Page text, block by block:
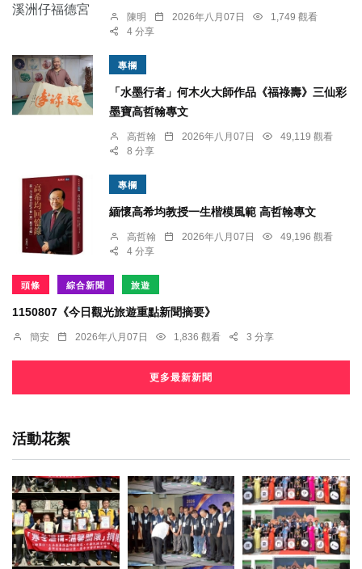
陳明 2026年八月07日
1,749 觀看
4 分享
專欄
「水墨行者」何木火大師作品《福祿壽》三仙彩
墨寶高哲翰專文
高哲翰 2026年八月07日
49,119 觀看
8 分享
專欄
緬懷高希均教授一生楷模風範 高哲翰專文
高哲翰 2026年八月07日
49,196 觀看
4 分享
頭條 綜合新聞 旅遊
1150807《今日觀光旅遊重點新聞摘要》
簡安 2026年八月07日 1,836 觀看 3 分享
更多最新新聞
活動花絮